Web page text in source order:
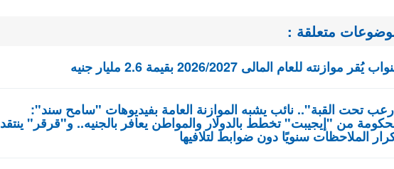
متعلقة :
يُقر موازنته للعام المالى 2026/2027 بقيمة 2.6 مليار جنيه
تحت القبة".. نائب يشبه الموازنة العامة بفيديوهات "سامح سند":
من "إيجيبت" تخطط بالدولار والمواطن يعافر بالجنيه.. و"قرقر" ينتقد
الملاحظات سنويًا دون ضوابط لتلافيها